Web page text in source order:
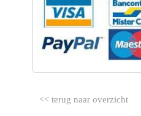
<< terug naar overzicht